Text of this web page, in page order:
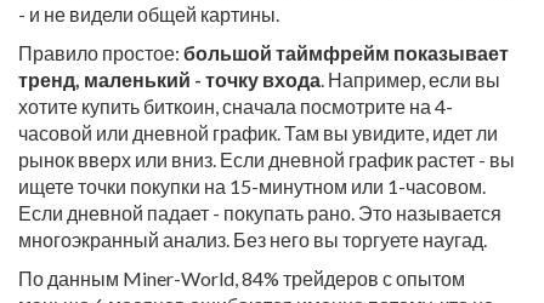
- и не видели общей картины.
Правило простое: большой таймфрейм показывает
тренд, маленький - точку входа . Например, если вы
хотите купить биткоин, сначала посмотрите на 4-
часовой или дневной график. Там вы увидите, идет ли
рынок вверх или вниз. Если дневной график растет - вы
ищете точки покупки на 15-минутном или 1-часовом.
Если дневной падает - покупать рано. Это называется
многоэкранный анализ. Без него вы торгуете наугад.
По данным Miner-World, 84% трейдеров с опытом